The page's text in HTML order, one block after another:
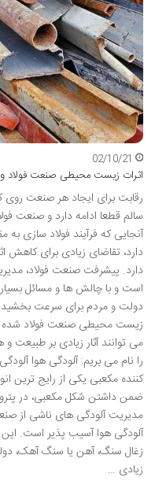
02/10/21
اثرات زیست محیطی صنعت فولاد
رقابت برای ایجاد هر صنعت
سالم قطعا ادامه دارد و صنعت
آنجایی که فرآیند فولاد سازی به
دارد، تقاضای زیادی برای
دارد. پیشرفت صنعت فولاد،
است و با چالش ها و مسائل
دولت و مردم برای سرعت
زیست محیطی صنعت فولاد شده
می توانند آثار زیادی بر طبیعت
را نام می بریم: آلودگی هوا
کننده مکعبی یکی از رایج ترین
ضمن داشتن شکل مکعبی، در
مدیریت آلودگی های ناشی از صنعت
آلودگی هوا آسیب پذیر است.
زغال سنگ، آهن یا سنگ آهک،
زیادی …